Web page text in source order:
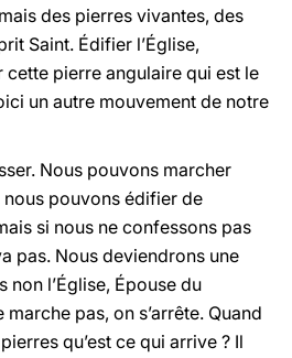
des pierres vivantes, des
Saint. Édifier l’Église,
cette pierre angulaire qui est le
un autre mouvement de notre
Nous pouvons marcher
pouvons édifier de
si nous ne confessons pas
pas. Nous deviendrons une
non l’Église, Épouse du
marche pas, on s’arrête. Quand
qu’est ce qui arrive ? Il